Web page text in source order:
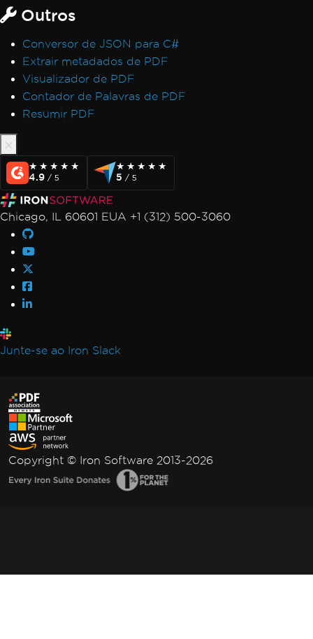
Outros
Conversor de JSON para C#
Extrair metadados de PDF
Visualizador de PDF
Contador de Palavras de PDF
Resumir PDF
★★★★★
★★★★★
4.9 / 5
★★★★★
★★★★★
5 / 5
Chicago, IL 60601 EUA +1 (312) 500-3060
Junte-se ao Iron Slack
Copyright © Iron Software 2013-2026